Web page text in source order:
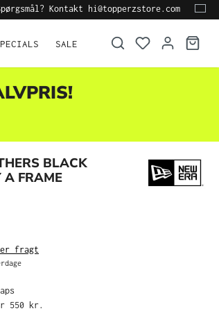
Kontakt hi@topperzstore.com
SALE
BLACK
A FRAME
fragt
550 kr.